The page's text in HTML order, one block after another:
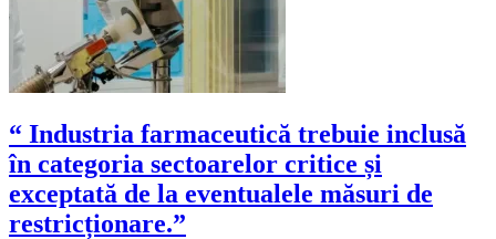
“ Industria farmaceutică trebuie inclusă
în categoria sectoarelor critice și
exceptată de la eventualele măsuri de
restricționare.”